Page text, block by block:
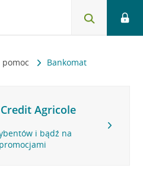
Bankomat
Agricole
i bądź na